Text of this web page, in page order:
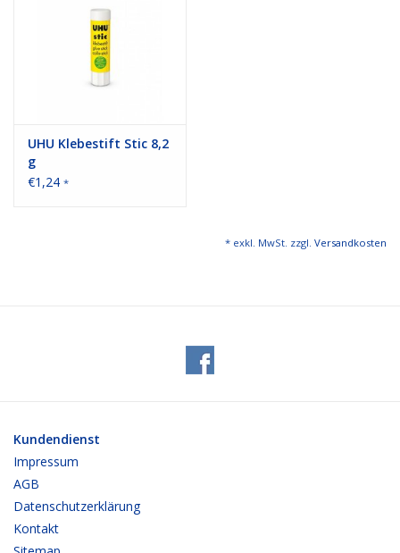
UHU Klebestift Stic 8,2
g
€1,24 *
* exkl. MwSt. zzgl. Versandkosten
Kundendienst
Impressum
AGB
Datenschutzerklärung
Kontakt